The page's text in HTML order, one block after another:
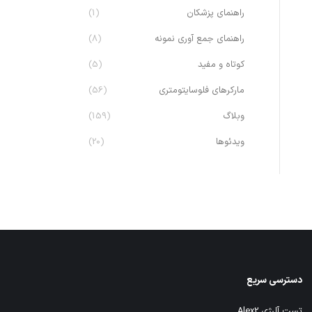
راهنمای پزشکان
(1)
راهنمای جمع آوری نمونه
(8)
کوتاه و مفید
(5)
مارکرهای فلوسایتومتری
(56)
وبلاگ
(159)
ویدئوها
(20)
دسترسی سریع